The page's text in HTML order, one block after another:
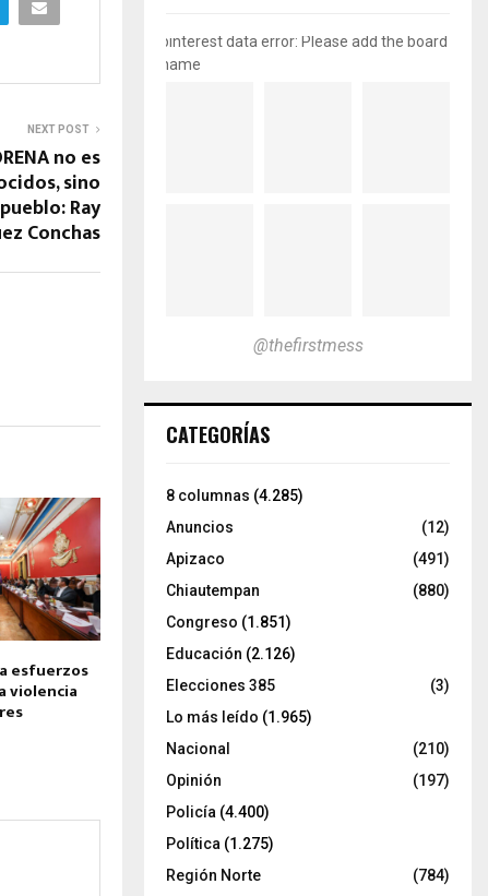
NEXT POST
no es
sino
Ray
Conchas
esfuerzos
violencia
pinterest data error: Please add the board
name
@thefirstmess
CATEGORÍAS
8 columnas (4.285)
Anuncios
(12)
Apizaco
(491)
Chiautempan
(880)
Congreso (1.851)
Educación (2.126)
Elecciones 385
(3)
Lo más leído (1.965)
Nacional
(210)
Opinión
(197)
Policía (4.400)
Política (1.275)
Región Norte
(784)